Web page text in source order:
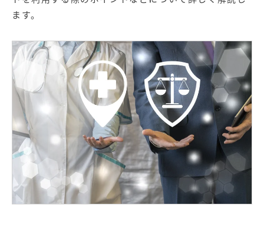
【IT企業向け】マーケティン
サービス
広告プロモーションの製品
【クリニック向け】新規集患
Web広告サービス
【歯科業界向け】新規集患
Web広告パッケージ
【塾・個別塾業界向け】新規
集客Web広告パッケージ
サイトアクセス増加パッケー
ジ
商圏ねらいうちパッケージ 求人パッケージ
ます。